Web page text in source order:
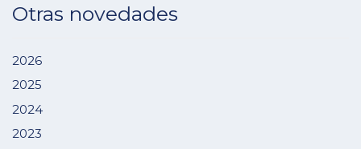
Otras novedades
2026
2025
2024
2023